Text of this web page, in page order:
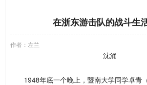
在浙东游击队的战斗生
作者：左兰
沈涌
1948年底一个晚上，暨南大学同学卓青